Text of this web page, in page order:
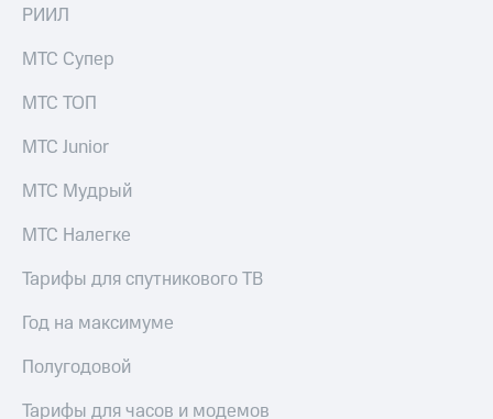
Описание
Уведомление
погашении
облигаций
Реквизиты
Контакты
развитие
На главную
РИИЛ
МТС Супер
МТС ТОП
МТС Junior
МТС Мудрый
МТС Налегке
Тарифы для спутникового ТВ
Год на максимуме
Полугодовой
Тарифы для часов и модемов